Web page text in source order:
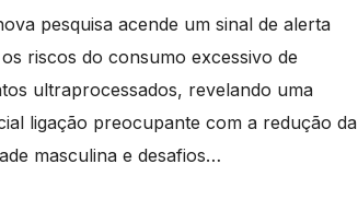
pesquisa acende um sinal de alerta
riscos do consumo excessivo de
ultraprocessados, revelando uma
ligação preocupante com a redução da
masculina e desafios…